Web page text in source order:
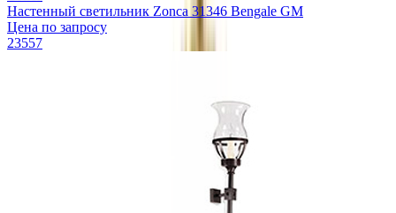
Настенный светильник Zonca 31346 Bengale GM
Цена по запросу
23557